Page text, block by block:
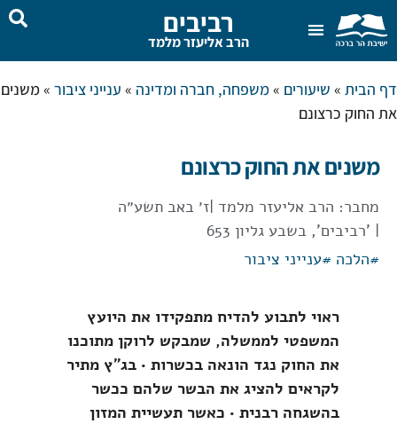
רביבים
הרב אליעזר מלמד
דף הבית » שיעורים »משפחה, חברה ומדינה » ענייני ציבור »משנים
את החוק כרצונם
משנים את החוק כרצונם
מחבר: הרב אליעזר מלמד |ז׳ באב תשע״ה
| 'רביבים', בשבע גליון 653
#הלכה #ענייני ציבור
ראוי לתבוע להדיח מתפקידו את היועץ
המשפטי לממשלה, שמבקש לרוקן מתוכנו
את החוק נגד הונאה בכשרות • בג"ץ מתיר
לקראים להציג את הבשר שלהם ככשר
בהשגחה רבנית • כאשר תעשיית המזון